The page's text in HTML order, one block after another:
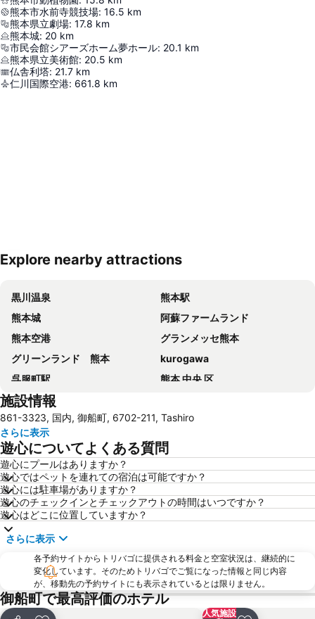
熊本市水前寺競技場: 16.5 km
熊本県立劇場: 17.8 km
熊本城: 20 km
市民会館シアーズホーム夢ホール: 20.1 km
熊本県立美術館: 20.5 km
仏舎利塔: 21.7 km
仁川国際空港: 661.8 km
Explore nearby attractions
黒川温泉
熊本駅
熊本城
阿蘇ファームランド
熊本空港
グランメッセ熊本
グリーンランド 熊本
kurogawa
呉服町駅
熊本 中央 区
水前寺成趣園
阿蘇温泉郷
岡城跡
一心行公園
施設情報
861-3323, 国内, 御船町, 6702-211, Tashiro
さらに表示
遊心についてよくある質問
遊心にプールはありますか？
遊心ではペットを連れての宿泊は可能ですか？
遊心には駐車場がありますか？
遊心のチェックインとチェックアウトの時間はいつですか？
遊心はどこに位置していますか？
さらに表示
各予約サイトからトリバゴに提供される料金と空室状況は、継続的に
変化しています。そのためトリバゴでご覧になった情報と同じ内容
が、移動先の予約サイトにも表示されているとは限りません。
御船町で最高評価のホテル
人気施設